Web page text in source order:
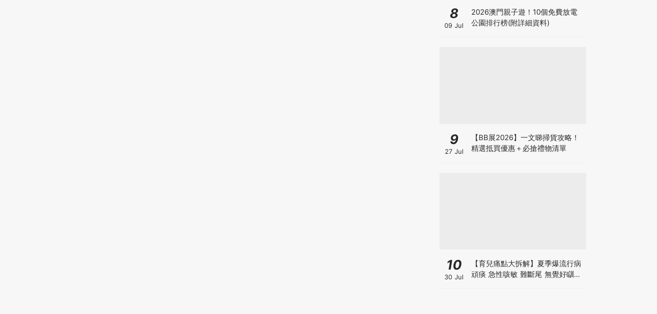
8
09 Jul
2026澳門親子遊！10個免費放電
公園排行榜(附詳細資料)
9
27 Jul
【BB展2026】一文睇掃貨攻略！
精選抵買優惠＋必搶禮物清單
10
30 Jul
【育兒痛點大拆解】夏季爆流行病
頑痰 急性咳敏 難斷尾 無覺好瞓？